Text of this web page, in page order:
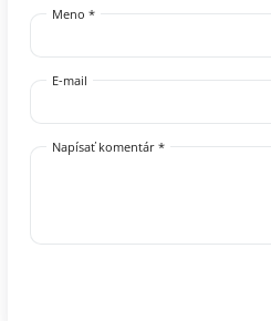
Meno *
E-mail
Napísať komentár *